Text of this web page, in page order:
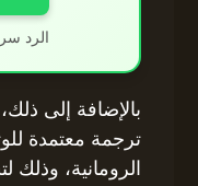
الرد
بالإضافة إلى
ترجمة معتمدة
الرومانية،